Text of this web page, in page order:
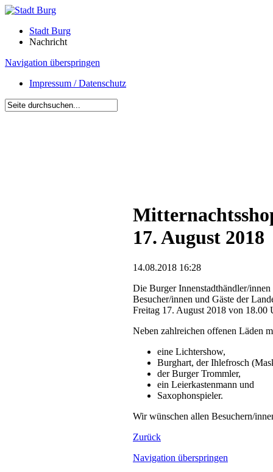
Stadt Burg
Nachricht
Navigation überspringen
Impressum / Datenschutz
17. August 2018
14.08.2018 16:28
Die Burger Innenstadthändler/
Besucher/innen und Gäste der
Freitag 17. August 2018 von 18.00
Neben zahlreichen offenen Läden
eine Lichtershow,
Burghart, der Ihlefrosch
der Burger Trommler,
ein Leierkastenmann und
Saxophonspieler.
Wir wünschen allen Besuchern/
Zurück
Navigation überspringen